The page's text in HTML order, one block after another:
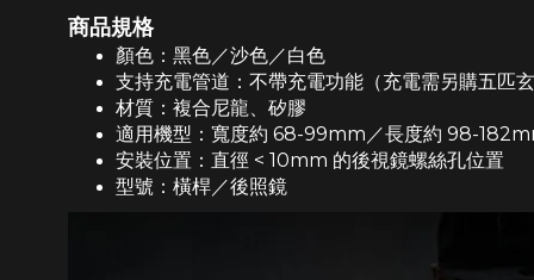
商品規格
顏色：黑色／沙色／白色
支持充電管道：不帶充電功能（充電需另購五匹
材質：複合尼龍、矽膠
適用機型：寬度約 68-99mm／長度約 98-
安裝位置：直徑 < 10mm 的後視鏡螺絲孔位置
型號：橫桿／後照鏡